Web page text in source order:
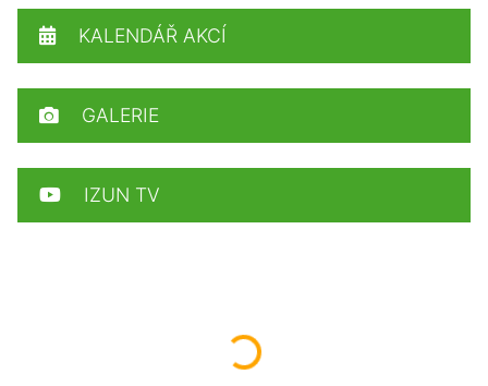
Načítám...
KALENDÁŘ AKCÍ
GALERIE
IZUN TV